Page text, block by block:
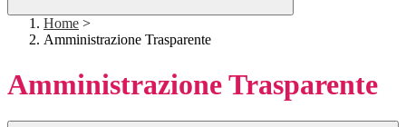
Home >
Amministrazione Trasparente
Amministrazione Trasparente